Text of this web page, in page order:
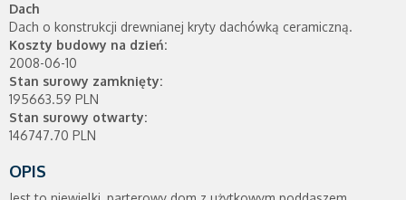
Dach
Dach o konstrukcji drewnianej kryty dachówką ceramiczną.
Koszty budowy na dzień:
2008-06-10
Stan surowy zamknięty:
195663.59 PLN
Stan surowy otwarty:
146747.70 PLN
OPIS